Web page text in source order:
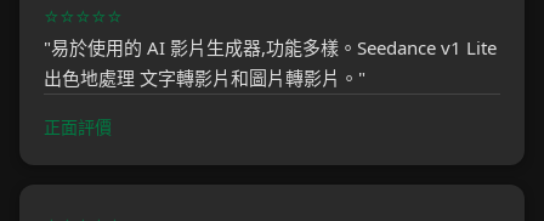
⭐⭐⭐⭐⭐
"易於使用的 AI 影片生成器,功能多樣。Seedance v1 Lite
出色地處理 文字轉影片和圖片轉影片。"
正面評價